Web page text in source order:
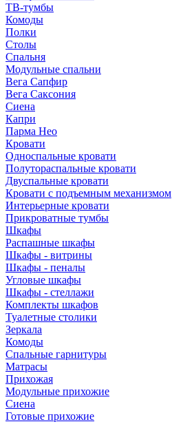
ТВ-тумбы
Комоды
Полки
Столы
Спальня
Модульные спальни
Вега Сапфир
Вега Саксония
Сиена
Капри
Парма Нео
Кровати
Односпальные кровати
Полутораспальные кровати
Двуспальные кровати
Кровати с подъемным механизмом
Интерьерные кровати
Прикроватные тумбы
Шкафы
Распашные шкафы
Шкафы - витрины
Шкафы - пеналы
Угловые шкафы
Шкафы - стеллажи
Комплекты шкафов
Туалетные столики
Зеркала
Комоды
Спальные гарнитуры
Матрасы
Прихожая
Модульные прихожие
Сиена
Готовые прихожие